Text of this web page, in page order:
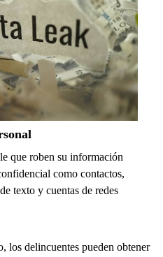
que roben su información
como contactos,
texto y cuentas de redes
los delincuentes pueden obtener